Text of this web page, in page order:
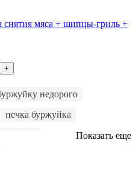
мяса + щипцы-гриль +
+
недорого
печка буржуйка
Показать еще